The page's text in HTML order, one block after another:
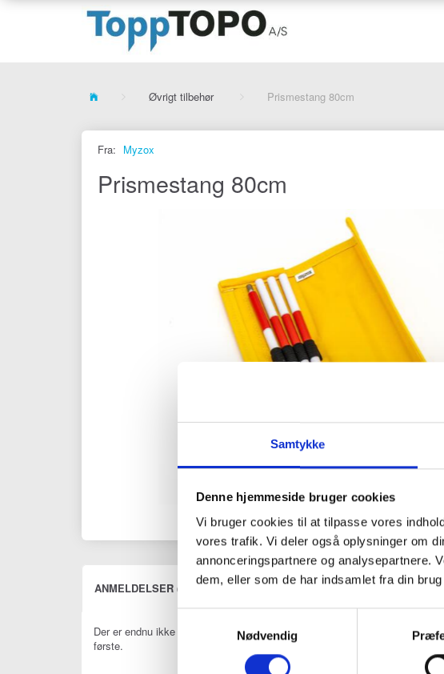
Samtykke
Denne hjemmeside bruger cookies
Vi bruger cookies til at tilpasse vores
vores trafik. Vi deler også oplysninger om
annonceringspartnere og analysepartnere.
dem, eller som de har indsamlet fra din
Nødvendig
Øvrigt tilbehør Prismestang 80cm
Fra: Myzox
Prismestang 80cm
ANMELDELSER (0)
Der er endnu ikke nogen anmeldelser her. Vi vil være glade for hvis du vil
første.